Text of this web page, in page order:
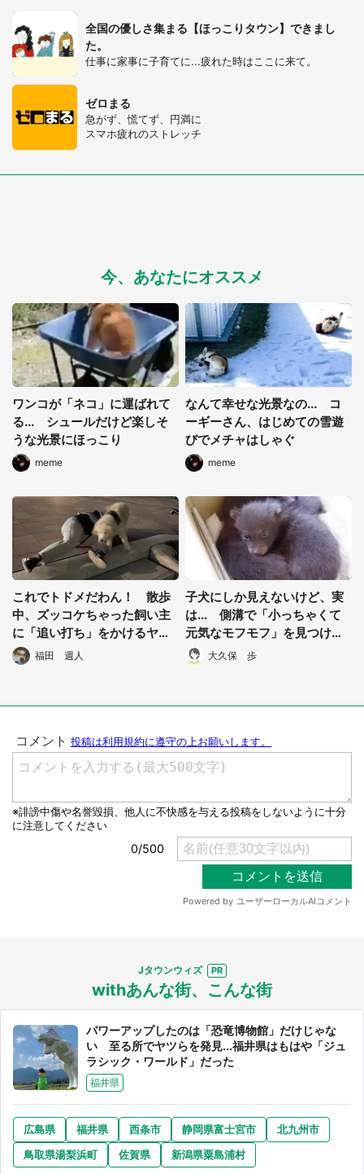
都道府選択
全国の優しさ集まる【ほっこりタウン】できまし
た。
仕事に家事に子育てに...疲れた時はここに来て。
ゼロまる
急がず、慌てず、円満に
スマホ疲れのストレッチ
今、あなたにオススメ
ワンコが「ネコ」に運ばれて
る... シュールだけど楽しそ
うな光景にほっこり
meme
なんて幸せな光景なの... コ
ーギーさん、はじめての雪遊
びでメチャはしゃぐ
meme
これでトドメだわん！ 散歩
中、ズッコケちゃった飼い主
に「追い打ち」をかけるヤン
チャな子犬が激ラブリー
福田 週人
子犬にしか見えないけど、実
は... 側溝で「小っちゃくて
元気なモフモフ」を見つけて
も、連れて帰っちゃダメな理
由
大久保 歩
Jタウンウィズ
withあんな街、こんな街
パワーアップしたのは「恐竜博物館」だけじゃな
い 至る所でヤツらを発見...福井県はもはや「ジュ
ラシック・ワールド」だった
福井県
広島県 福井県 西条市 静岡県富士宮市
北九州市
鳥取県湯梨浜町
佐賀県 新潟県粟島浦村